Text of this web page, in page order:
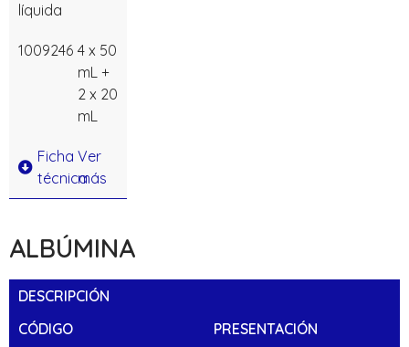
líquida
1009246 4 x 50
mL +
2 x 20
mL
Ficha
técnica
Ver
más
ALBÚMINA
DESCRIPCIÓN
CÓDIGO
PRESENTACIÓN